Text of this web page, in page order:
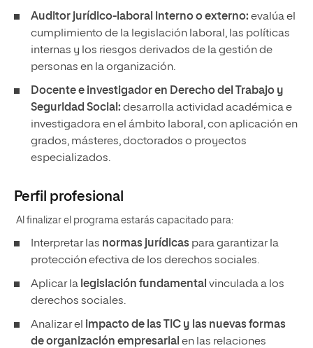
Auditor jurídico-laboral interno o externo: evalúa el
cumplimiento de la legislación laboral, las políticas
internas y los riesgos derivados de la gestión de
personas en la organización.
Docente e investigador en Derecho del Trabajo y
Seguridad Social: desarrolla actividad académica e
investigadora en el ámbito laboral, con aplicación en
grados, másteres, doctorados o proyectos
especializados.
Perfil profesional
Al finalizar el programa estarás capacitado para:
Interpretar las normas jurídicas para garantizar la
protección efectiva de los derechos sociales.
Aplicar la legislación fundamental vinculada a los
derechos sociales.
Analizar el impacto de las TIC y las nuevas formas
de organización empresarial en las relaciones